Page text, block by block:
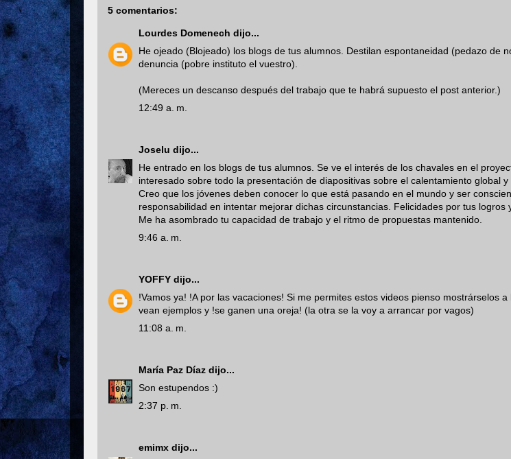
5 comentarios:
Lourdes Domenech dijo...
He ojeado (Blojeado) los blogs de tus alumnos. Destilan espontaneidad (pedazo de
denuncia (pobre instituto el vuestro).
(Mereces un descanso después del trabajo que te habrá supuesto el post anterior.)
12:49 a. m.
Joselu dijo...
He entrado en los blogs de tus alumnos. Se ve el interés de los chavales en el
interesado sobre todo la presentación de diapositivas sobre el calentamiento global y
Creo que los jóvenes deben conocer lo que está pasando en el mundo y ser
responsabilidad en intentar mejorar dichas circunstancias. Felicidades por tus logros
Me ha asombrado tu capacidad de trabajo y el ritmo de propuestas mantenido.
9:46 a. m.
YOFFY dijo...
!Vamos ya! !A por las vacaciones! Si me permites estos videos pienso mostrárselos
vean ejemplos y !se ganen una oreja! (la otra se la voy a arrancar por vagos)
11:08 a. m.
María Paz Díaz dijo...
Son estupendos :)
2:37 p. m.
emimx dijo...